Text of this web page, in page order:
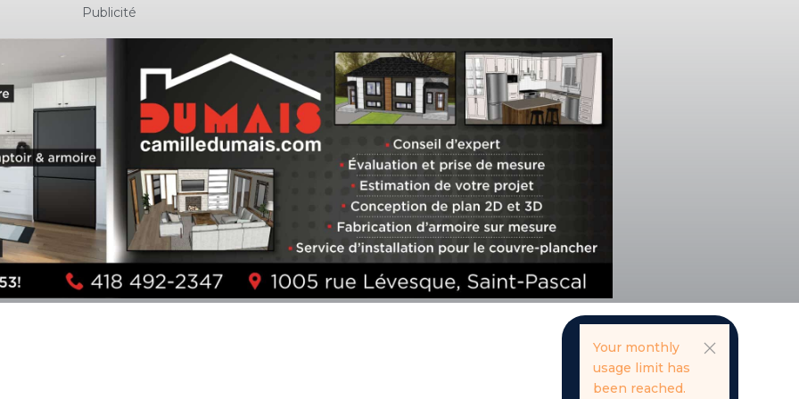
Publicité
Your monthly
usage limit has
been reached.